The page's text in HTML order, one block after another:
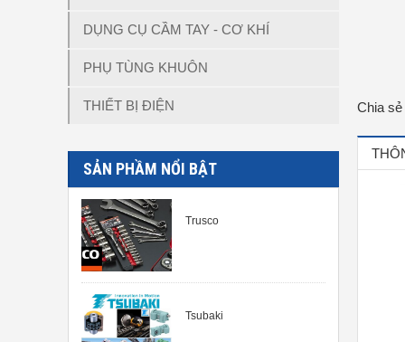
DỤNG CỤ CẦM TAY - CƠ KHÍ
PHỤ TÙNG KHUÔN
THIẾT BỊ ĐIỆN
SẢN PHẦM NỔI BẬT
Trusco
Tsubaki
Chia